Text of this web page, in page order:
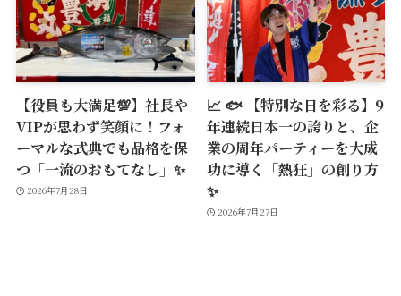
【役員も大満足💯】社長や
VIPが思わず笑顔に！フォ
ーマルな式典でも品格を保
つ「一流のおもてなし」✨
2026年7月28日
📈 🐟 【特別な日を彩る】9
年連続日本一の誇りと、企
業の周年パーティーを大成
功に導く「熱狂」の創り方
✨
2026年7月27日